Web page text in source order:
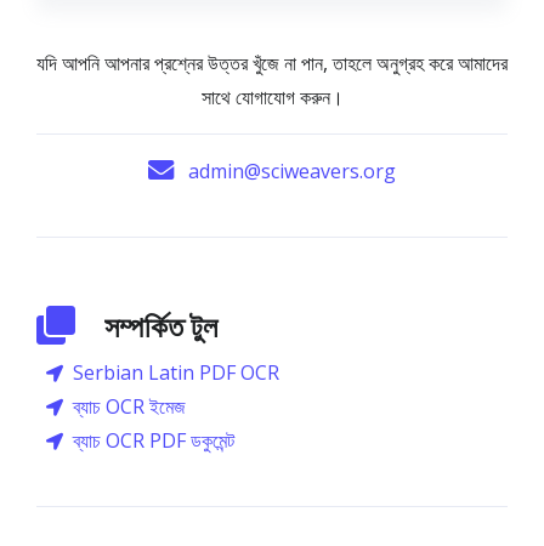
যদি আপনি আপনার প্রশ্নের উত্তর খুঁজে না পান, তাহলে অনুগ্রহ করে আমাদের
সাথে যোগাযোগ করুন।
admin@sciweavers.org
সম্পর্কিত টুল
Serbian Latin PDF OCR
ব্যাচ OCR ইমেজ
ব্যাচ OCR PDF ডকুমেন্ট